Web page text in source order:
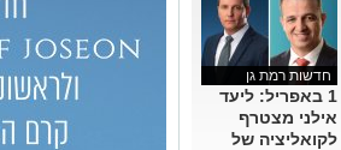
חדשות רמת גן
1 באפריל: ליעד
אילני מצטרף
לקואליציה של